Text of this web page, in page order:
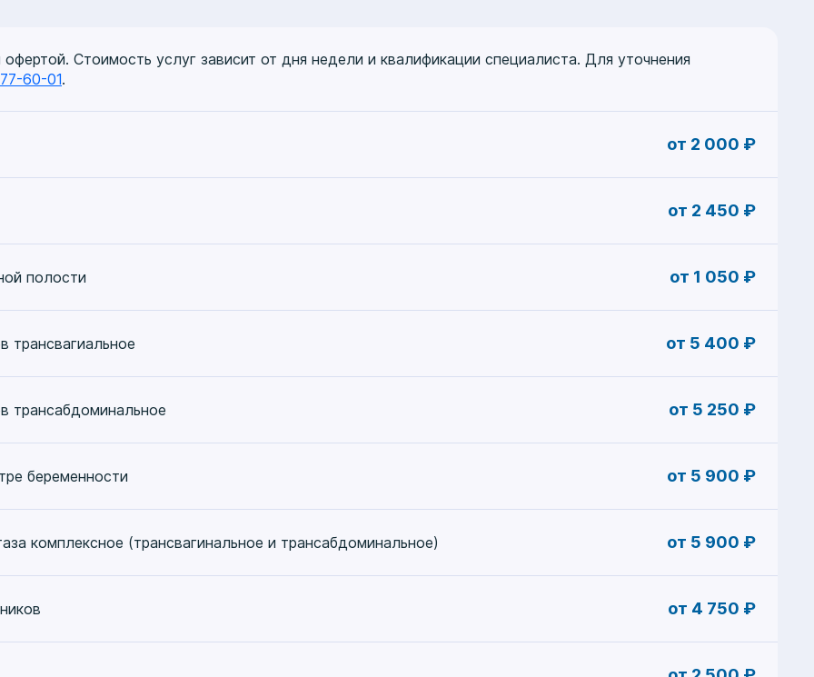
Стоимость услуг зависит от дня недели и квалификации специалиста. Для уточнения
60-01.
от 2 000 ₽
от 2 450 ₽
полости от 1 050 ₽
трансвагиальное от 5 400 ₽
трансабдоминальное от 5 250 ₽
беременности от 5 900 ₽
комплексное (трансвагинальное и трансабдоминальное) от 5 900 ₽
от 4 750 ₽